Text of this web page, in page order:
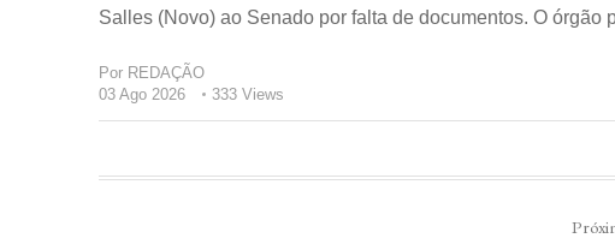
Salles (Novo) ao Senado por falta de documentos. O órgão
Por REDAÇÃO
03 Ago 2026
333 Views